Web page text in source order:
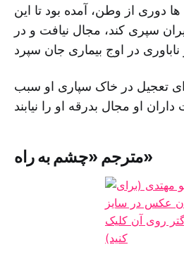
دوری از وطن، آمده بود تا این
سپری کند، مجال نیافت و در
تعجیل در خاک سپاری او سبب
مترجم «چشم به راه»